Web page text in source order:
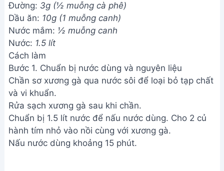
Đường: 3g (½ muỗng cà phê)
Dầu ăn: 10g (1 muỗng canh)
Nước mắm: ½ muỗng canh
Nước: 1.5 lít
Cách làm
Bước 1. Chuẩn bị nước dùng và nguyên liệu
Chần sơ xương gà qua nước sôi để loại bỏ tạp chất
và vi khuẩn.
Rửa sạch xương gà sau khi chần.
Chuẩn bị 1.5 lít nước để nấu nước dùng. Cho 2 củ
hành tím nhỏ vào nồi cùng với xương gà.
Nấu nước dùng khoảng 15 phút.